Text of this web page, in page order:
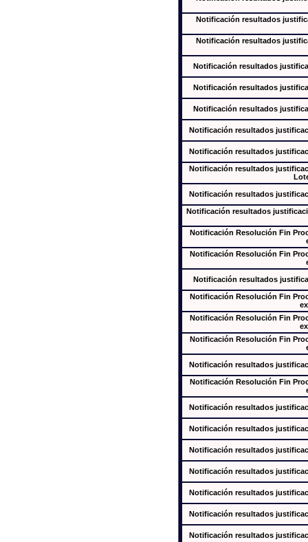
Notificación resultados
Notificación resultados
Notificación resultados
Notificación resultados
Notificación resultados
Notificación resultados
Notificación resultados
Notificación resultados
Notificación resultados
Notificación resultados
Notificación Resolución Fin
Notificación Resolución Fin
Notificación resultados
Notificación Resolución Fin
Notificación Resolución Fin
Notificación Resolución Fin
Notificación resultados
Notificación Resolución Fin
Notificación resultados
Notificación resultados
Notificación resultados
Notificación resultados
Notificación resultados
Notificación resultados
Notificación resultados